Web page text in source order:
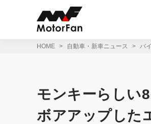
HOME 自動車・新車ニュース バ
モンキーらしい
ボアアップした